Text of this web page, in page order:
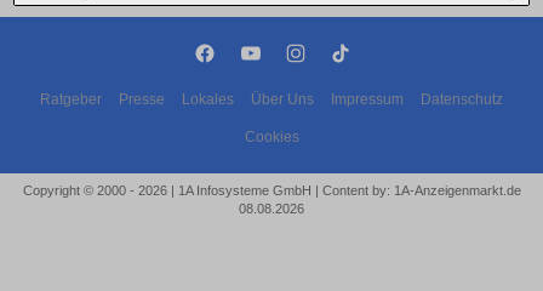
Ratgeber Presse Lokales Über Uns Impressum Datenschutz
Cookies
Copyright © 2000 - 2026 | 1A Infosysteme GmbH | Content by: 1A-Anzeigenmarkt.de
08.08.2026